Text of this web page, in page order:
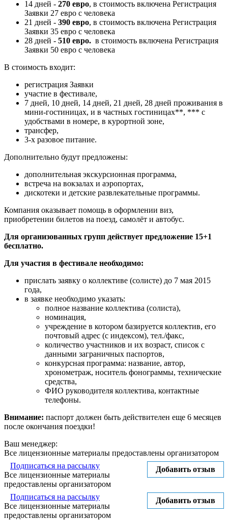
14 дней - 270 евро, в стоимость включена Регистрация
Заявки 27 евро с человека
21 дней - 390 евро, в стоимость включена Регистрация
Заявки 35 евро с человека
28 дней - 510 евро. в стоимость включена Регистрация
Заявки 50 евро с человека
В стоимость входит:
регистрация Заявки
участие в фестивале,
7 дней, 10 дней, 14 дней, 21 дней, 28 дней проживания в
мини-гостиницах, и в частных гостиницах**, *** с
удобствами в номере, в курортной зоне,
трансфер,
3-х разовое питание.
Дополнительно будут предложены:
дополнительная экскурсионная программа,
встреча на вокзалах и аэропортах,
дискотеки и детские развлекательные программы.
Компания оказывает помощь в оформлении виз,
приобретении билетов на поезд, самолёт и автобус.
Для организованных групп действует предложение 15+1
бесплатно.
Для участия в фестивале необходимо:
прислать заявку о коллективе (солисте) до 7 мая 2015
года,
в заявке необходимо указать:
полное название коллектива (солиста),
номинация,
учреждение в котором базируется коллектив, его
почтовый адрес (с индексом), тел./факс,
количество участников и их возраст, список с
данными заграничных паспортов,
конкурсная программа: название, автор,
хронометраж, носитель фонограммы, технические
средства,
ФИО руководителя коллектива, контактные
телефоны.
Внимание: паспорт должен быть действителен еще 6 месяцев
после окончания поездки!
Ваш менеджер:
Все лицензионные материалы предоставлены организатором
Добавить отзыв
Подписаться на рассылку
Все лицензионные материалы
предоставлены организатором
Добавить отзыв
Подписаться на рассылку
Все лицензионные материалы
предоставлены организатором